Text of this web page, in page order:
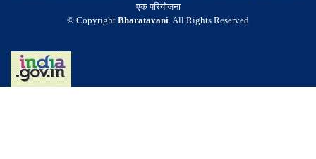
एक परियोजना
© Copyright Bharatavani. All Rights Reserved